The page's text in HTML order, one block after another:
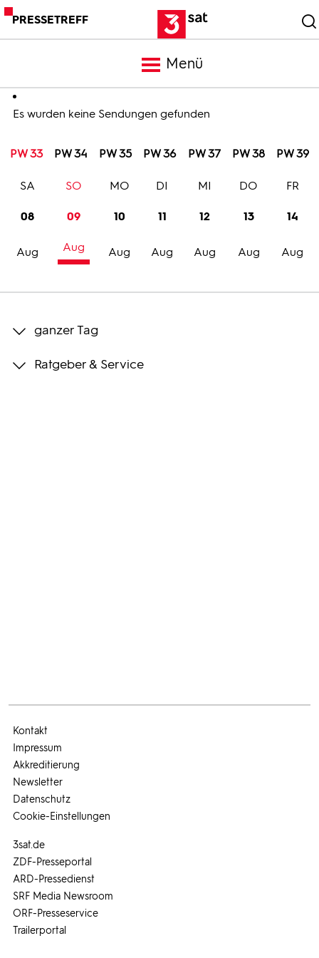
PRESSETREFF
Menü
Meldungen
Programm
Trailer
Bilder
Es wurden keine Sendungen gefunden
PW 33 PW 34 PW 35 PW 36 PW 37 PW 38 PW 39
08
Aug
SA
09
Aug
SO
10
Aug
MO
11
Aug
DI
12
Aug
MI
13
Aug
DO
14
Aug
FR
ganzer Tag
Ratgeber & Service
3sat.de
ZDF-Presseportal
ARD-Pressedienst
SRF Media Newsroom
ORF-Presseservice
Trailerportal
Kontakt
Impressum
Akkreditierung
Newsletter
Datenschutz
Cookie-Einstellungen